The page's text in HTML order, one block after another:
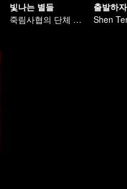
빛나는 별들
죽림사협의 단체 예능
출발하